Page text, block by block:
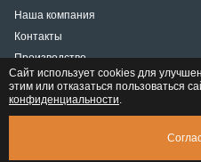
Наша компания
Контакты
Производство
Разработка и продвижение
Сайт использует cookies для
этим или отказаться пользоваться
конфиденциальности.